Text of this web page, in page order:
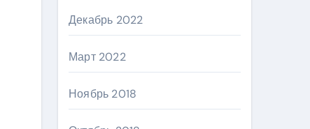
Декабрь 2022
Март 2022
Ноябрь 2018